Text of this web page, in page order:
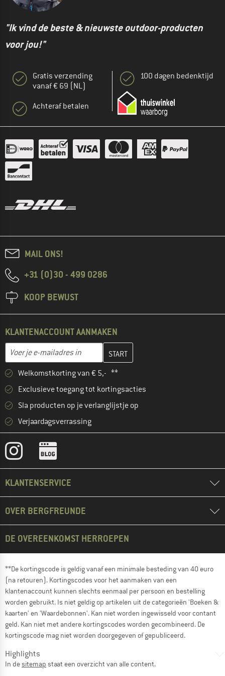
"Ik vind de beste & nieuwste outdoor-producten
voor jou!"
Gratis verzending
vanaf € 69 (NL)
Achteraf betalen
100 dagen bedenktijd
MAIL ONS!
+31 (0)30 - 499 0286
KOOP BEWUST
KLANTENACCOUNT AANMAKEN
E-mailadres
Vul je e-mailadres hier in en maak in de volgende stap je
Welkomstkorting van € 5,- **
Exclusieve toegang tot kortingsacties
Sla producten op je verlanglijstje op
Verjaardagsverrassing
KLANTENSERVICE
OVER BERGFREUNDE
DE OVEREENKOMST HERROEPEN
**De kortingscode is geldig vanaf een minimale besteding van 40 euro
(na retouren). Kortingscodes voor het aanmaken van een
klantenaccount kunnen slechts eenmaal per persoon en bestelling
worden gebruikt. Is niet geldig op artikelen uit de categorieën 'Boeken &
kaarten' en 'Waardebonnen'. Kan niet worden ingewisseld voor contant
geld. Kan niet met andere kortingscodes worden gecombineerd. De
kortingscode mag niet worden doorgegeven of gepubliceerd.
Highlights
In desitemap staat een overzicht van alle content.